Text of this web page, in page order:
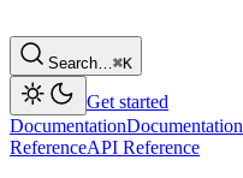
Search…⌘K
Get started
DocumentationDocumentation
ReferenceAPI Reference